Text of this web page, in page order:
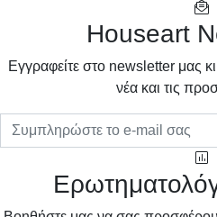
Houseart
Eγγραφείτε στο newsletter μας
νέα και τις